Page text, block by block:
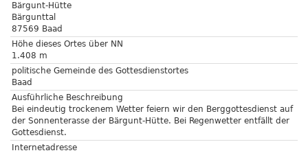
Bärgunt-Hütte
Bärgunttal
87569 Baad
Höhe dieses Ortes über NN
1.408 m
politische Gemeinde des Gottesdienstortes
Baad
Ausführliche Beschreibung
Bei eindeutig trockenem Wetter feiern wir den Berggottesdienst auf
der Sonnenterasse der Bärgunt-Hütte. Bei Regenwetter entfällt der
Gottesdienst.
Internetadresse